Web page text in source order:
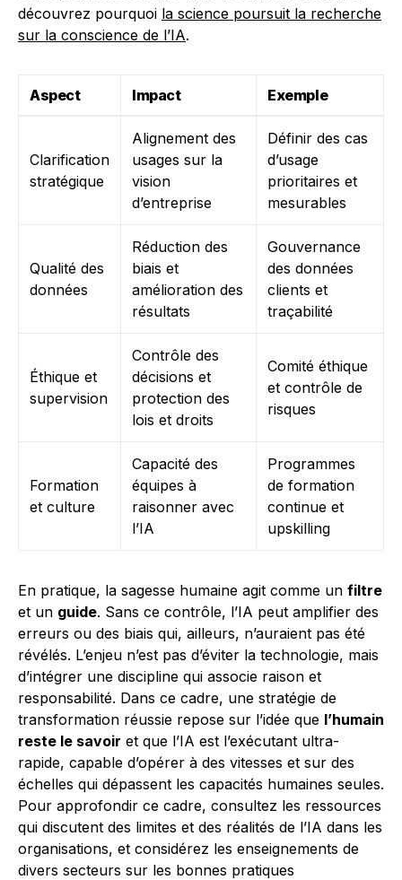
découvrez pourquoi la science poursuit la recherche
sur la conscience de l’IA.
Aspect Impact Exemple
Clarification
stratégique
Alignement des
usages sur la
vision
d’entreprise
Définir des cas
d’usage
prioritaires et
mesurables
Qualité des
données
Réduction des
biais et
amélioration des
résultats
Gouvernance
des données
clients et
traçabilité
Éthique et
supervision
Contrôle des
décisions et
protection des
lois et droits
Comité éthique
et contrôle de
risques
Formation
et culture
Capacité des
équipes à
raisonner avec
l’IA
Programmes
de formation
continue et
upskilling
En pratique, la sagesse humaine agit comme un filtre
et un guide. Sans ce contrôle, l’IA peut amplifier des
erreurs ou des biais qui, ailleurs, n’auraient pas été
révélés. L’enjeu n’est pas d’éviter la technologie, mais
d’intégrer une discipline qui associe raison et
responsabilité. Dans ce cadre, une stratégie de
transformation réussie repose sur l’idée que l’humain
reste le savoir et que l’IA est l’exécutant ultra-
rapide, capable d’opérer à des vitesses et sur des
échelles qui dépassent les capacités humaines seules.
Pour approfondir ce cadre, consultez les ressources
qui discutent des limites et des réalités de l’IA dans les
organisations, et considérez les enseignements de
divers secteurs sur les bonnes pratiques